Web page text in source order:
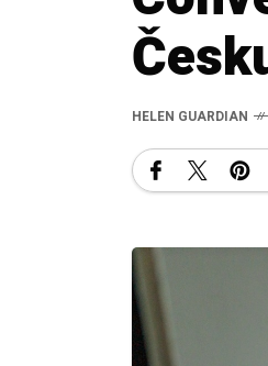
HELEN GUARDIAN